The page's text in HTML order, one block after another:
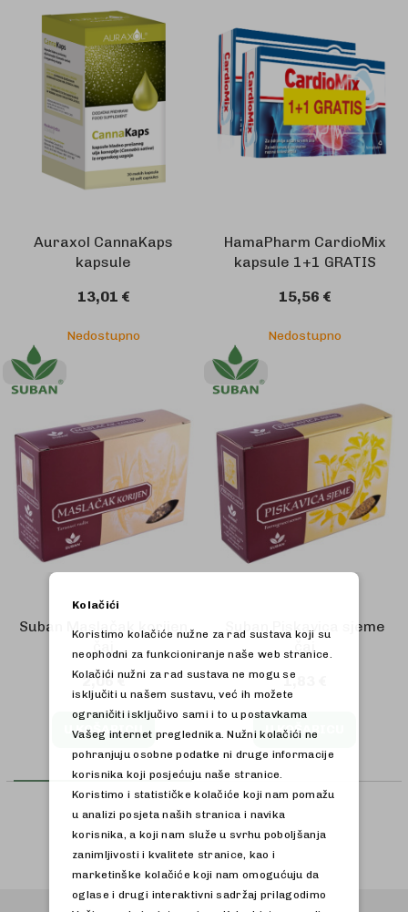
Auraxol CannaKaps
kapsule
13,01 €
Nedostupno
HamaPharm CardioMix
kapsule 1+1 GRATIS
15,56 €
Nedostupno
Suban Maslačak korijen
čaj
2,06 €
U KOŠARICU
Suban Piskavica sjeme
čaj
1,83 €
U KOŠARICU
Kolačići
Koristimo kolačiće nužne za rad sustava koji su
neophodni za funkcioniranje naše web stranice.
Kolačići nužni za rad sustava ne mogu se
isključiti u našem sustavu, već ih možete
ograničiti isključivo sami i to u postavkama
Vašeg internet preglednika. Nužni kolačići ne
pohranjuju osobne podatke ni druge informacije
korisnika koji posjećuju naše stranice.
Koristimo i statističke kolačiće koji nam pomažu
u analizi posjeta naših stranica i navika
korisnika, a koji nam služe u svrhu poboljšanja
zanimljivosti i kvalitete stranice, kao i
marketinške kolačiće koji nam omogućuju da
oglase i drugi interaktivni sadržaj prilagodimo